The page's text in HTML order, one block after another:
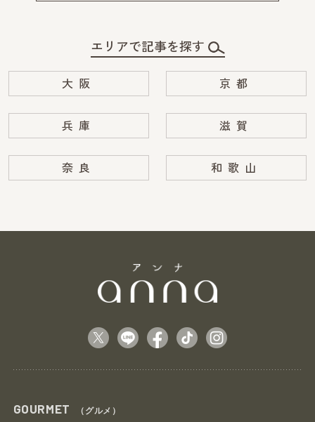
エリアで記事を探す
大阪 京都
兵庫 滋賀
奈良 和歌山
GOURMET （グルメ）